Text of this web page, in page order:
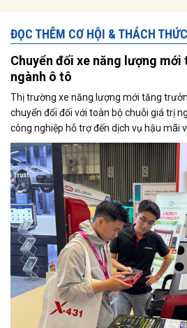
ĐỌC THÊM CƠ HỘI & THÁCH THỨC
Chuyển đổi xe năng lượng
ngành ô tô
Thị trường xe năng lượng mới tăng
chuyển đổi đối với toàn bộ chuỗi giá trị
công nghiệp hỗ trợ đến dịch vụ hậu mãi
cũng là trọng tâm được các doanh
Triển lãm Automechanika Ho Chi Minh